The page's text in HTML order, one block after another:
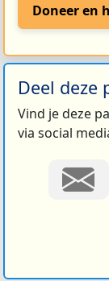
Doneer en
Deel deze
Vind je deze
via social